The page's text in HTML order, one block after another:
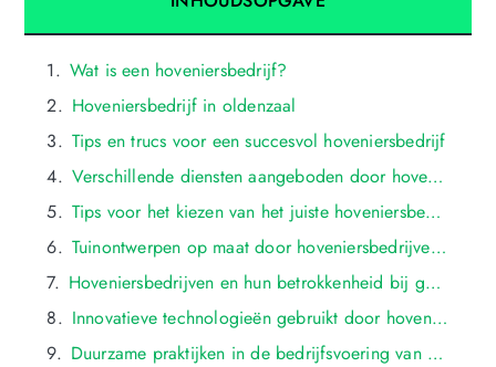
Wat is een hoveniersbedrijf?
Hoveniersbedrijf in oldenzaal
Tips en trucs voor een succesvol hoveniersbedrijf
Verschillende diensten aangeboden door hoveniersbedrijven in oldenzaal
Tips voor het kiezen van het juiste hoveniersbedrijf in oldenzaal
Tuinontwerpen op maat door hoveniersbedrijven in oldenzaal
Hoveniersbedrijven en hun betrokkenheid bij gemeenschapsprojecten in oldenzaal
Innovatieve technologieën gebruikt door hoveniersbedrijven in oldenzaal
Duurzame praktijken in de bedrijfsvoering van hoveniersbedrijven in oldenzaal